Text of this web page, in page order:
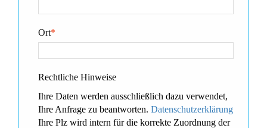
*
Ort
Rechtliche Hinweise
Ihre Daten werden ausschließlich dazu verwendet,
Ihre Anfrage zu beantworten. Datenschutzerklärung
Ihre Plz wird intern für die korrekte Zuordnung der